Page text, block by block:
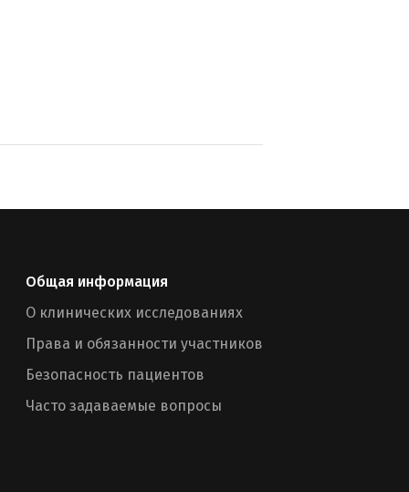
Общая информация
О клинических исследованиях
Права и обязанности участников
Безопасность пациентов
Часто задаваемые вопросы